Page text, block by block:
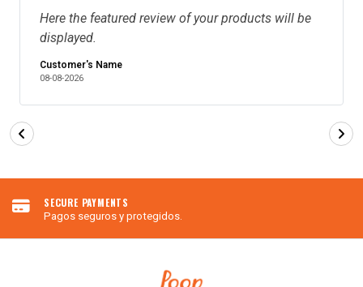
Here the featured review of your products will be
displayed.
Customer's Name
08-08-2026
SECURE PAYMENTS
Pagos seguros y protegidos.